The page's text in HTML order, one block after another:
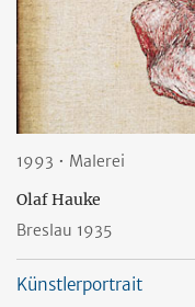
1993 • Malerei
Olaf Hauke
Breslau 1935
Künstlerportrait